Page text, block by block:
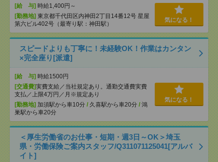
[給 与] 時給1,400円～
[勤務地] 東京都千代田区内神田2丁目14番12号 星屋
第六ビル402号（最寄り駅：神田駅）
気になる！
スピードよりも丁寧に！未経験OK！作業はカンタン
×完全座り[派遣]
[給 与] 時給1500円
[交通費]実費支給／当社規定あり。通勤交通費実費
支払／上限4万円／月※規定あり
[勤務地] 加須駅から車10分 / 久喜駅から車20分 / 鴻
巣駅から車20分
気になる！
＜厚生労働省のお仕事・短期・週3日～OK＞埼玉
県・労働保険ご案内スタッフ/Q311071125041[アルバ
イト]